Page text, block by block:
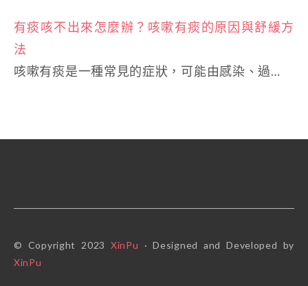
有痰咳不出來怎麼辦？咳嗽有痰的原因與舒緩方
法
咳嗽有痰是一種常見的症狀，可能由感染、過…
© Copyright 2023XinPu · Designed and Developed by
XinPu